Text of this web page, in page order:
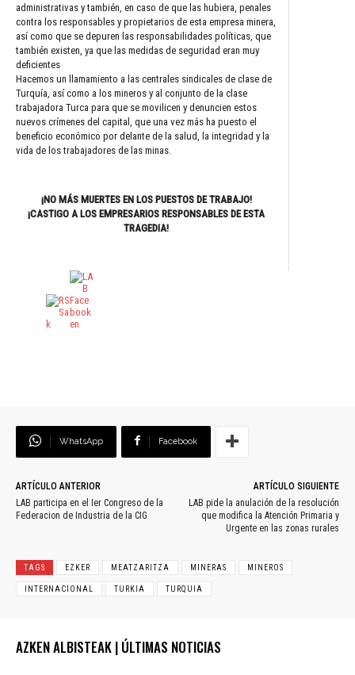
administrativas y también, en caso de que las hubiera, penales
contra los responsables y propietarios de esta empresa minera,
así como que se depuren las responsabilidades políticas, que
también existen, ya que las medidas de seguridad eran muy
deficientes
Hacemos un llamamiento a las centrales sindicales de clase de
Turquía, así como a los mineros y al conjunto de la clase
trabajadora Turca para que se movilicen y denuncien estos
nuevos crímenes del capital, que una vez más ha puesto el
beneficio económico por delante de la salud, la integridad y la
vida de los trabajadores de las minas.
¡NO MÁS MUERTES EN LOS PUESTOS DE TRABAJO!
¡CASTIGO A LOS EMPRESARIOS RESPONSABLES DE ESTA
TRAGEDIA!
WhatsApp Facebook
ARTÍCULO ANTERIOR
LAB participa en el Ier Congreso de la
Federacion de Industria de la CIG
ARTÍCULO SIGUIENTE
LAB pide la anulación de la resolución
que modifica la Atención Primaria y
Urgente en las zonas rurales
TAGS EZKER MEATZARITZA MINERAS MINEROS
INTERNACIONAL TURKIA TURQUIA
AZKEN ALBISTEAK | ÚLTIMAS NOTICIAS